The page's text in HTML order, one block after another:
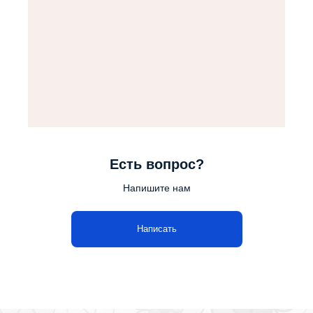
Есть вопрос?
Напишите нам
Написать